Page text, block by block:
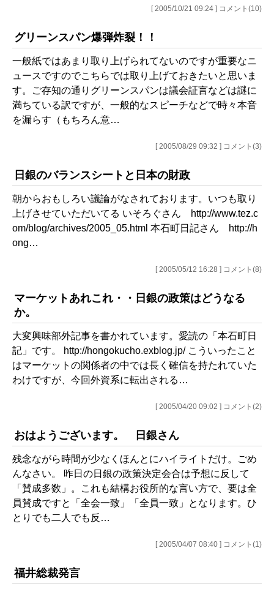
[ 2005/10/21 09:24 ] コメント(10)
グリーンスパン爆弾炸裂！！
一般紙ではあまり取り上げられてないのですが重要なニ
ュースですのでこちらでは取り上げておきたいと思いま
す。ご存知の通りグリーンスパンは議会証言などは謎に
満ちている訳ですが、一般的なスピーチなどで時々本音
を漏らす（もちろん意…
[ 2005/08/29 09:32 ] コメント(3)
日銀のバランスシートと日本の財政
朝からおもしろい議論がなされております。いつも取り
上げさせていただいてる いそろぐさん http://www.tez.c
om/blog/archives/2005_05.html 本石町日記さん http://h
ong…
[ 2005/05/12 16:28 ] コメント(8)
マーケットあれこれ・・日銀の政策はどうなる
か。
大変興味部外記事を書かれています。愛読の「本石町日
記」です。 http://hongokucho.exblog.jp/ こういったこと
はマーケットの関係者の中では長く確信を持たれていた
わけですが、今回外資系に転出される…
[ 2005/04/20 09:02 ] コメント(2)
おはようございます。 日銀さん
残念ながら時間が少なくほんとにハイライトだけ。ごめ
んなさい。 昨日の日銀の政策決定会合は予想に反して
「賛成多数」。これも結構お役所的な言い方で、要は全
員賛成ですと「全会一致」「全員一致」となります。ひ
とりでも二人でも反…
[ 2005/04/07 08:40 ] コメント(1)
福井総裁発言